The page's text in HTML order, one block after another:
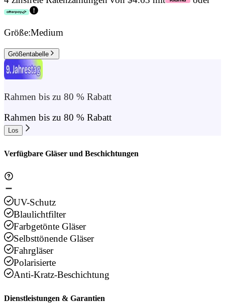
Größe:Medium
Größentabelle
Rahmen bis zu 80 % Rabatt
Rahmen bis zu 80 % Rabatt
Los
Verfügbare Gläser und Beschichtungen
UV-Schutz
Blaulichtfilter
Farbgetönte Gläser
Selbsttönende Gläser
Fahrgläser
Polarisierte
Anti-Kratz-Beschichtung
Dienstleistungen & Garantien